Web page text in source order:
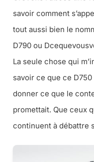
savoir comment
tout aussi bien le
D790 ou D
La seule chose qui
savoir ce que ce
donner ce que le
promettait. Que ceux
continuent à débattre